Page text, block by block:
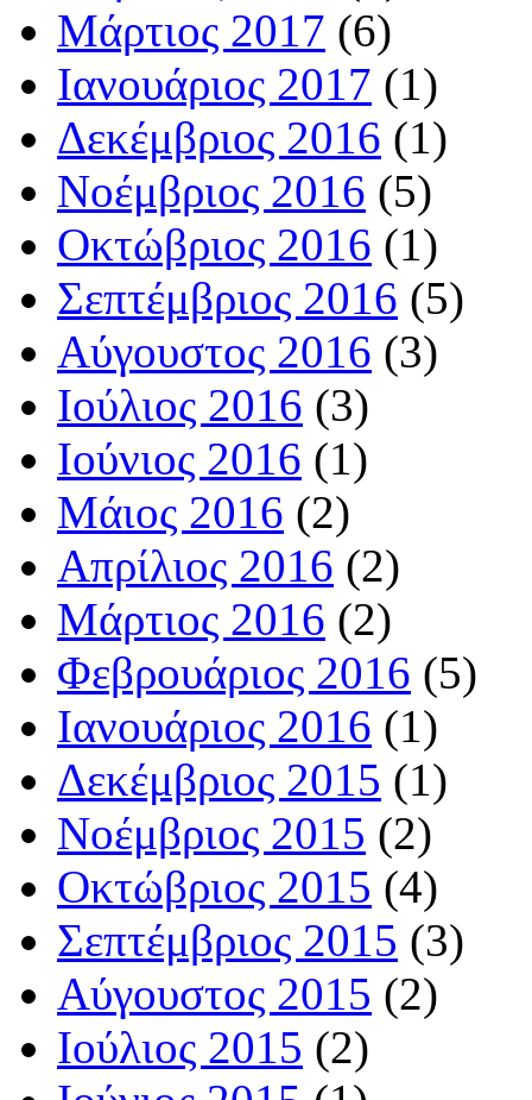
Μάρτιος 2017 (6)
Ιανουάριος 2017 (1)
Δεκέμβριος 2016 (1)
Νοέμβριος 2016 (5)
Οκτώβριος 2016 (1)
Σεπτέμβριος 2016 (5)
Αύγουστος 2016 (3)
Ιούλιος 2016 (3)
Ιούνιος 2016 (1)
Μάιος 2016 (2)
Απρίλιος 2016 (2)
Μάρτιος 2016 (2)
Φεβρουάριος 2016 (5)
Ιανουάριος 2016 (1)
Δεκέμβριος 2015 (1)
Νοέμβριος 2015 (2)
Οκτώβριος 2015 (4)
Σεπτέμβριος 2015 (3)
Αύγουστος 2015 (2)
Ιούλιος 2015 (2)